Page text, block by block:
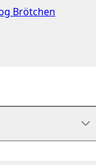
Brötchen